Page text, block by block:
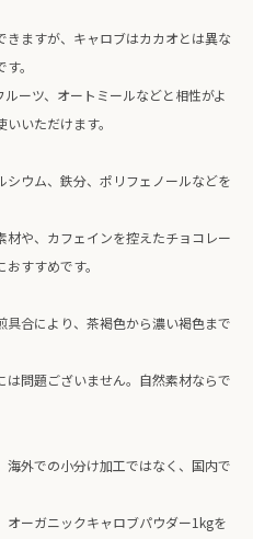
ますが、キャロブはカカオとは異な
。
ーツ、オートミールなどと相性がよ
いただけます。
ウム、鉄分、ポリフェノールなどを
や、カフェインを控えたチョコレー
すすめです。
合により、茶褐色から濃い褐色まで
問題ございません。自然素材ならで
外での小分け加工ではなく、国内で
ーガニックキャロブパウダー1kgを